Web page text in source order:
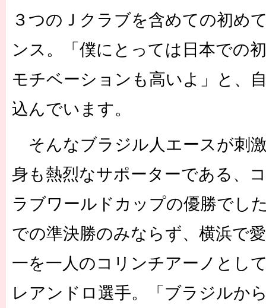
３つのＪクラブを含めての初め
ンス。「僕にとっては日本での
モチベーションも高いよ」と、
込んでいます。
そんなブラジル人エースが刺
身も熱烈なサポーターである、
ラブワールドカップの優勝でし
での準決勝のみならず、横浜で
一を一人のコリンチアーノとし
レアンドロ選手。「ブラジルか